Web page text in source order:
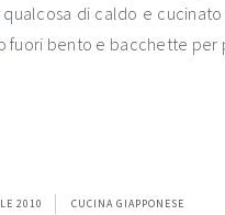
qualcosa di caldo e
fuori bento e bacchette per
2010 CUCINA GIAPPONESE